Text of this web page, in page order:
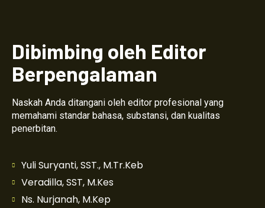
Dibimbing oleh Editor
Berpengalaman
Naskah Anda ditangani oleh editor profesional yang
memahami standar bahasa, substansi, dan kualitas
penerbitan.
Yuli Suryanti, SST., M.Tr.Keb
Veradilla, SST, M.Kes
Ns. Nurjanah, M.Kep